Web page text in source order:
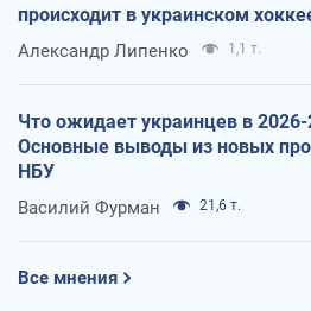
происходит в украинском
Александр Липенко 1,1 т.
Что ожидает украинцев в 2026-
Основные выводы из новых
НБУ
Василий Фурман 21,6 т.
Все мнения